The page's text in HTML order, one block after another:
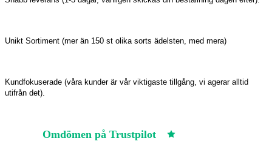
Unikt Sortiment (mer än 150 st olika sorts ädelsten, med mera)
Kundfokuserade (våra kunder är vår viktigaste tillgång, vi agerar alltid
utifrån det).
Omdömen på Trustpilot